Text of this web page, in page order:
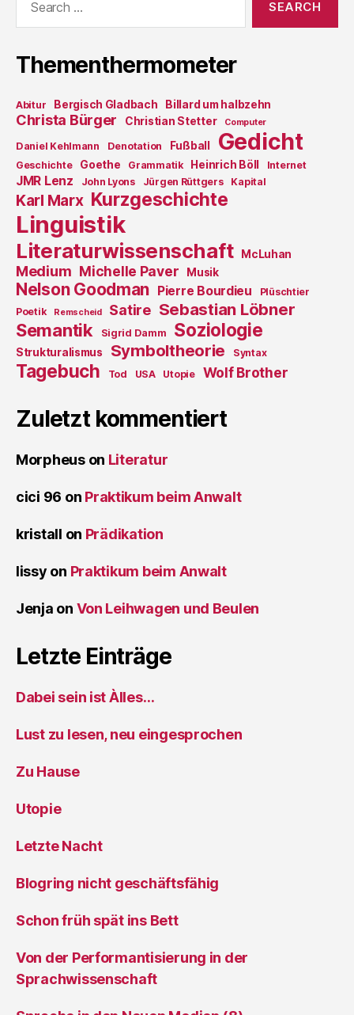
Thementhermometer
Abitur Bergisch Gladbach Billard um halbzehn
Christa Bürger Christian Stetter Computer
Daniel Kehlmann Denotation Fußball Gedicht
Geschichte Goethe Grammatik Heinrich Böll Internet
JMR Lenz John Lyons Jürgen Rüttgers Kapital
Karl Marx Kurzgeschichte
Linguistik
Literaturwissenschaft McLuhan
Medium Michelle Paver Musik
Nelson Goodman Pierre Bourdieu
Plüschtier
Poetik
Remscheid Satire Sebastian Löbner
Semantik Sigrid Damm Soziologie
Strukturalismus Symboltheorie Syntax
Tagebuch Tod USA Utopie Wolf Brother
Zuletzt kommentiert
Morpheuson Literatur
cici 96 on Praktikum beim Anwalt
kristall on Prädikation
lissy on Praktikum beim Anwalt
Jenja on Von Leihwagen und Beulen
Letzte Einträge
Dabei sein ist Àlles…
Lust zu lesen, neu eingesprochen
Zu Hause
Utopie
Letzte Nacht
Blogring nicht geschäftsfähig
Schon früh spät ins Bett
Von der Performantisierung in der
Sprachwissenschaft